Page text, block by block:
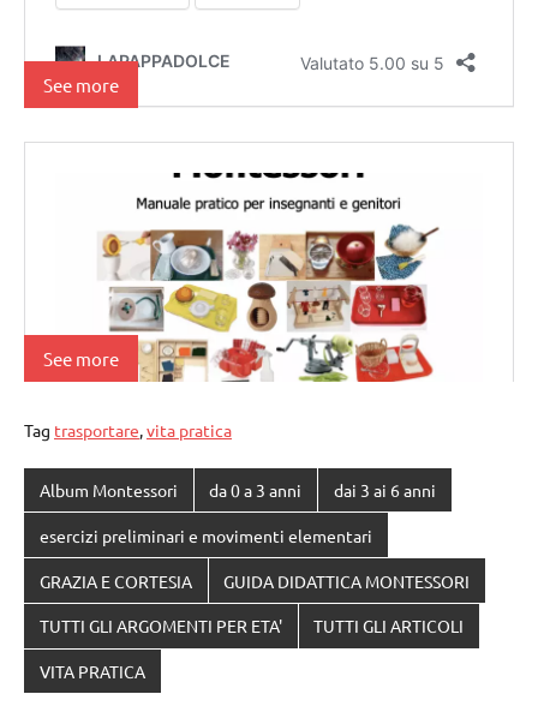
See more
See more
Tag trasportare vita pratica
Album Montessori da 0 a 3 anni dai 3 ai 6 anni
esercizi preliminari e movimenti elementari
GRAZIA E CORTESIA GUIDA DIDATTICA MONTESSORI
TUTTI GLI ARGOMENTI PER ETA' TUTTI GLI ARTICOLI
VITA PRATICA